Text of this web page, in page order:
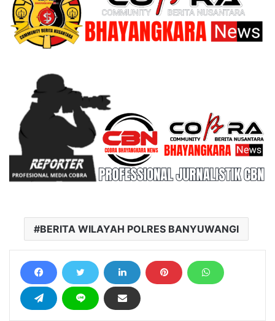
BERITA WILAYAH POLRES BANYUWANGI